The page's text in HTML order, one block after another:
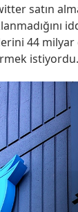
satın
44
istiyordu.